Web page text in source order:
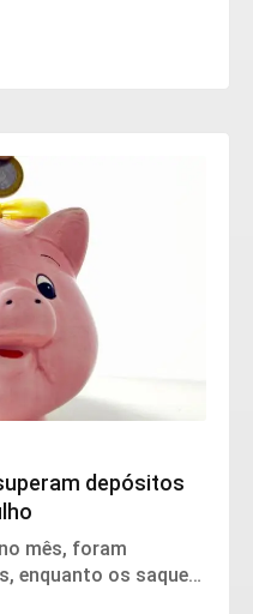
depósitos
mês, foram
enquanto os saques